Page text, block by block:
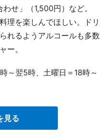
せ」（1,500円）など。
理を楽しんでほしい。ドリ
れるようアルコールも多数
ー。
～翌5時、土曜日＝18時～
見る